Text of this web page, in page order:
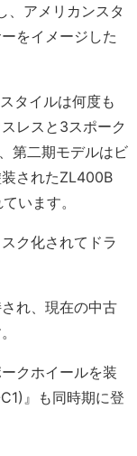
、アメリカンスタ
をイメージした
タイルは何度も
レスと3スポーク
第二期モデルはビ
されたZL400B
います。
ク化されてドラ
れ、現在の中古
クホイールを装
』も同時期に登